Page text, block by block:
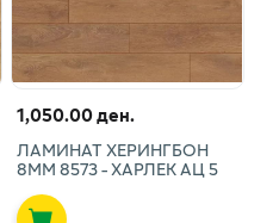
1,050.00 ден.
ЛАМИНАТ ХЕРИНГБОН
8ММ 8573 - ХАРЛЕК АЦ 5